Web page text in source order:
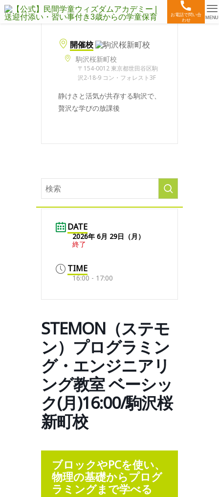
お電話で問い合
わせ
MENU
開催校
駒沢桜新町校
〒154-0012 東京都世田谷区駒
沢2-18-9 コン・フォレスト3F
静けさと活気が共存する駒沢で、
贅沢な学びの放課後
DATE
2026年 6月 29日（月）
終了
TIME
16:00 - 17:00
STEMON（ステモ
ン）プログラミン
グ・エンジニアリ
ング教室 ベーシッ
ク(月)16:00/駒沢桜
新町校
ブロックやPCを使い、
物理の基礎からプログ
ラミングまで学べる